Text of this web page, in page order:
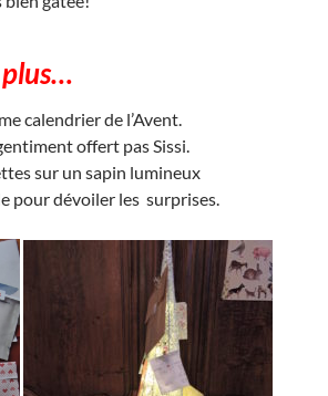
calendrier de l’Avent.
offert pas Sissi.
sur un sapin lumineux
pour dévoiler les surprises.